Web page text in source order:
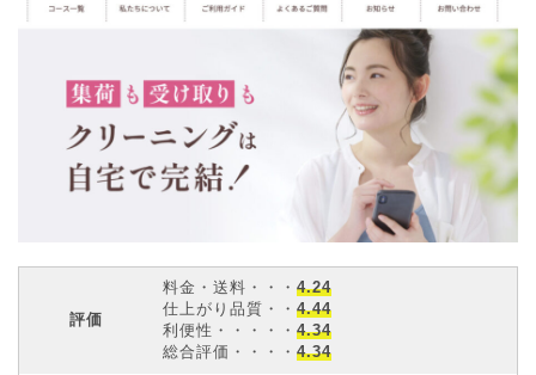
評価
料金・送料・・・ 4.24
仕上がり品質・・ 4.44
利便性・・・・・ 4.34
総合評価・・・・ 4.34